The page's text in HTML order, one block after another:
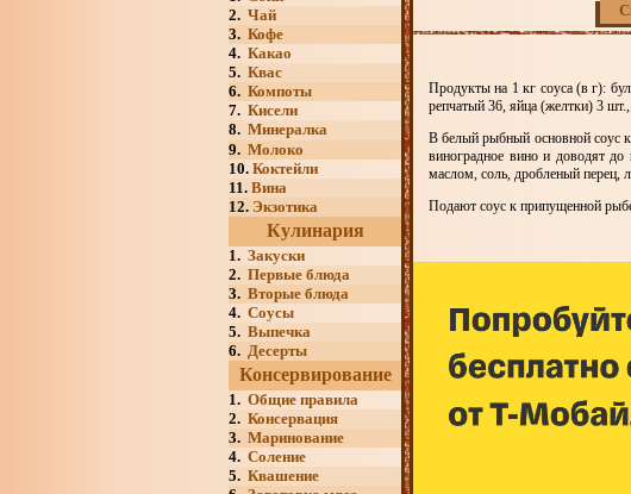
2. Чай
3. Кофе
4. Какао
5. Квас
6. Компоты
7. Кисели
8. Минералка
9. Молоко
10. Коктейли
11. Вина
12. Экзотика
Кулинария
1. Закуски
2. Первые блюда
3. Вторые блюда
4. Соусы
5. Выпечка
6. Десерты
Консервирование
1. Общие правила
2. Консервация
3. Маринование
4. Соление
5. Квашение
Продукты на 1 кг соуса (в г):
репчатый 36, яйца (желтки) 3
В белый рыбный основной соус
виноградное вино и доводят
маслом, соль, дробленый перец,
Подают соус к припущенной